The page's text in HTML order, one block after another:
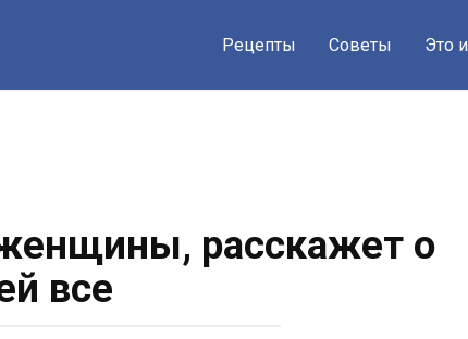
Рецепты Советы Это
расскажет о
все